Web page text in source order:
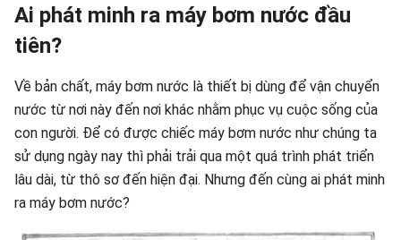
Ai phát minh ra máy bơm nước đầu
tiên?
Về bản chất, máy bơm nước là thiết bị dùng để vận chuyển
nước từ nơi này đến nơi khác nhằm phục vụ cuộc sống của
con người. Để có được chiếc máy bơm nước như chúng ta
sử dụng ngày nay thì phải trải qua một quá trình phát triển
lâu dài, từ thô sơ đến hiện đại. Nhưng đến cùng ai phát minh
ra máy bơm nước?